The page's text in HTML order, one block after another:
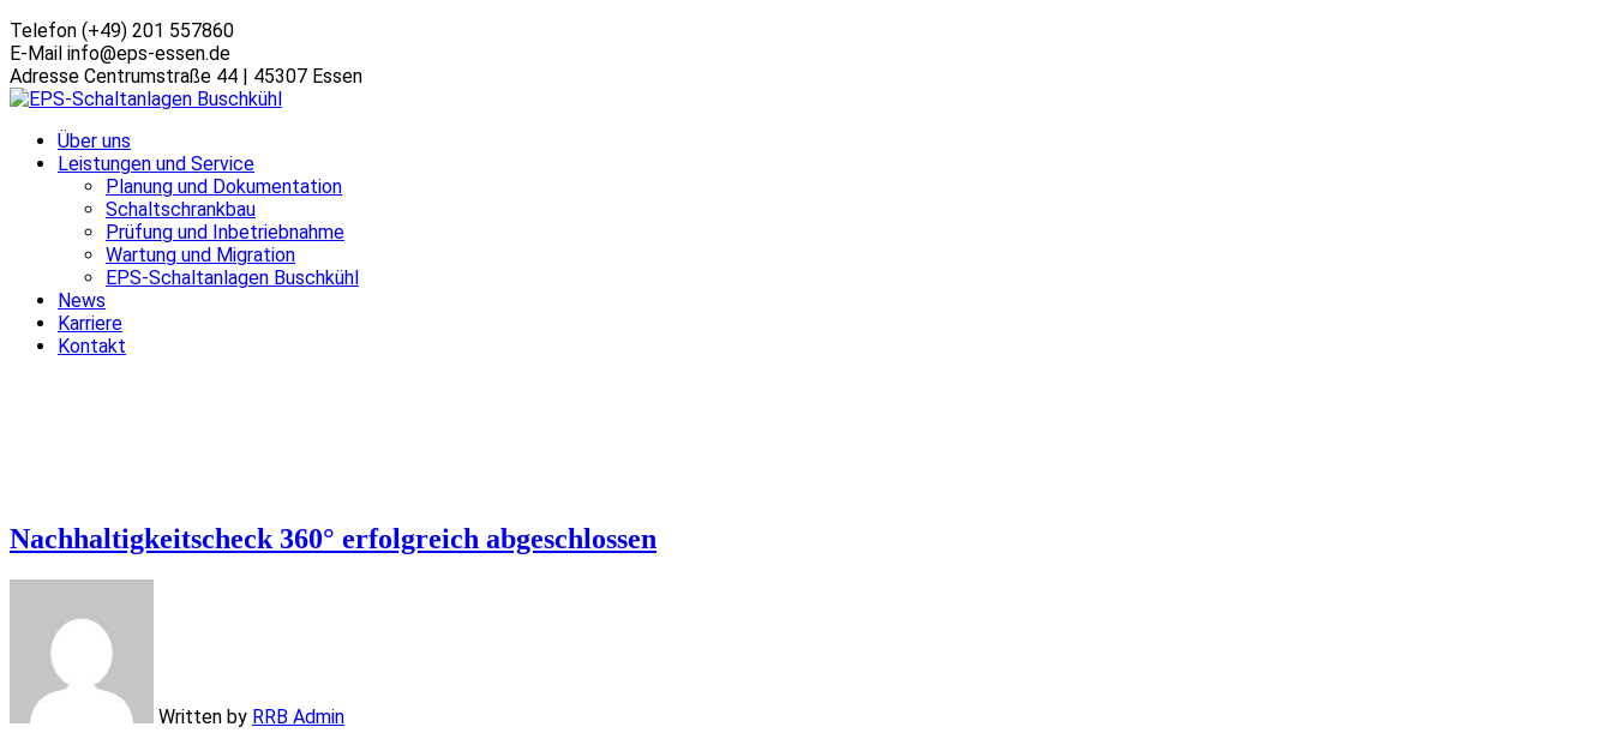
Telefon (+49) 201 557860
E-Mail info@eps-essen.de
Adresse Centrumstraße 44 | 45307 Essen
Über uns
Leistungen und Service
Planung und Dokumentation
Schaltschrankbau
Prüfung und Inbetriebnahme
Wartung und Migration
EPS-Schaltanlagen Buschkühl
News
Karriere
Kontakt
Nachhaltigkeitscheck 360° erfolgreich abgeschlossen
Written by RRB Admin